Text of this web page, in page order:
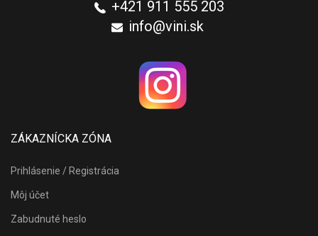
+421 911 555 203
info@vini.sk
ZÁKAZNÍCKA ZÓNA
Prihlásenie / Registrácia
Môj účet
Zabudnuté heslo